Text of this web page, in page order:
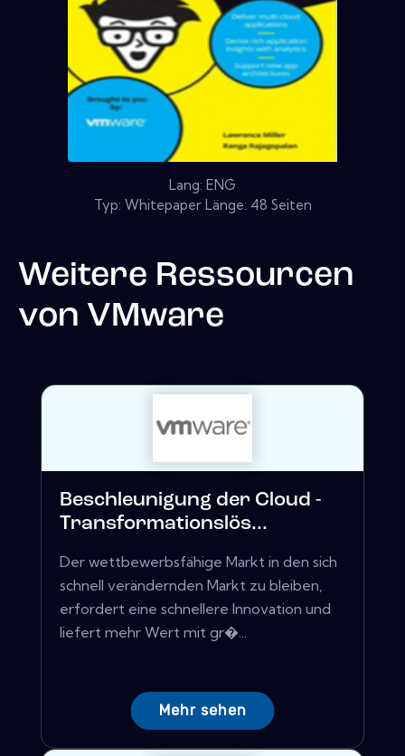
Lang: ENG
Typ: Whitepaper Länge: 48 Seiten
Weitere Ressourcen
von VMware
Beschleunigung der Cloud -
Transformationslös...
Der wettbewerbsfähige Markt in den sich
schnell verändernden Markt zu bleiben,
erfordert eine schnellere Innovation und
liefert mehr Wert mit gr�...
Mehr sehen